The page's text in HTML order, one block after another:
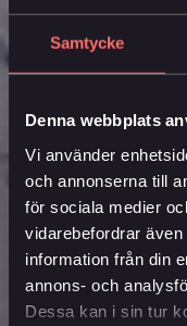
Samtycke
Denna webbplats
Vi använder
och annonserna till
för sociala medier
vidarebefordrar
information från din
annons- och
Dessa kan i sin tur